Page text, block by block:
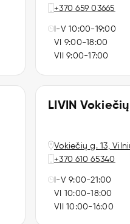
+370 659 03665
I-V 10:00-19:00
VI 9:00-18:00
VII 9:00-17:00
LIVIN
Vokiečių g. 13,
+370 610 65340
I-V 9:00-21:00
VI 10:00-18:00
VII 10:00-16:00